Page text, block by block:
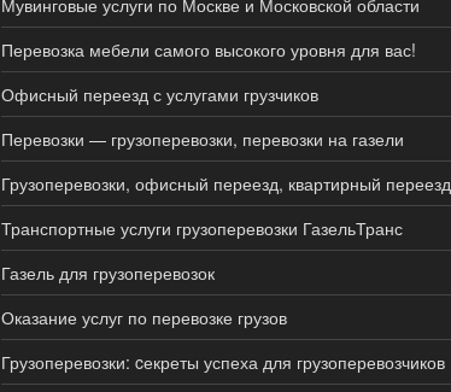
Перевозка мебели самого высокого уровня для вас!
Офисный переезд с услугами грузчиков
Перевозки — грузоперевозки, перевозки на газели
Грузоперевозки, офисный переезд, квартирный переезд
Транспортные услуги грузоперевозки ГазельТранс
Газель для грузоперевозок
Оказание услуг по перевозке грузов
Грузоперевозки: cекреты успеха для грузоперевозчиков